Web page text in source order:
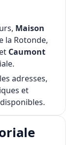
Maison
la Rotonde,
Caumont
adresses,
et